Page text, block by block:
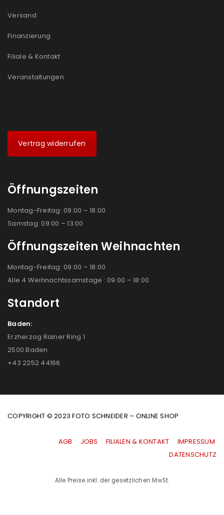
Versand
Finanzierung
Filiale & Kontakt
Veranstaltungen
Vertrag widerrufen
Öffnungszeiten
Montag-Freitag: 09:00 – 18:00
Samstag: 09:00 – 13:00
Öffnungszeiten Weihnachten
Montag-Freitag: 09:00 – 18:00
Alle 4 Weihnachtssamstage : 09:00 – 18:00
Standort
Baden:
Erzherzog Rainer Ring 1
2500 Baden
+43 2252 44166
COPYRIGHT © 2023 FOTO SCHNEIDER – ONLINE SHOP
AGB JOBS FILIALEN & KONTAKT
IMPRESSUM
|DATENSCHUTZ
Alle Preise inkl. der gesetzlichen MwSt.